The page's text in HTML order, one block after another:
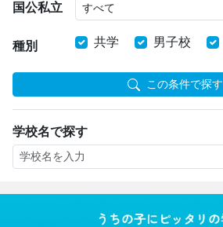
国公私立
種別 共学 男子校
この条件で探す
学校名で探す